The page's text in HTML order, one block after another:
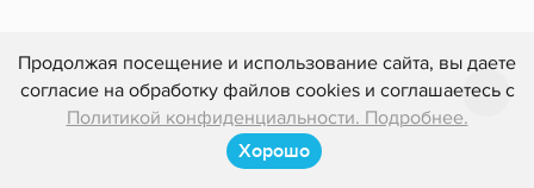
Продолжая посещение и использование сайта, вы даете
согласие на обработку файлов cookies и соглашаетесь с
Политикой конфиденциальности. Подробнее.
Хорошо